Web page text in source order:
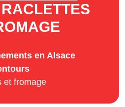
en Alsace
et fromage